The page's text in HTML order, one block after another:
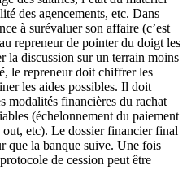
des agencements, etc. Dans
à surévaluer son affaire (c’est
repreneur de pointer du doigt les
la discussion sur un terrain moins
le repreneur doit chiffrer les
les aides possibles. Il doit
modalités financières du rachat
(échelonnement du paiement
etc). Le dossier financier final
que la banque suive. Une fois
de cession peut être